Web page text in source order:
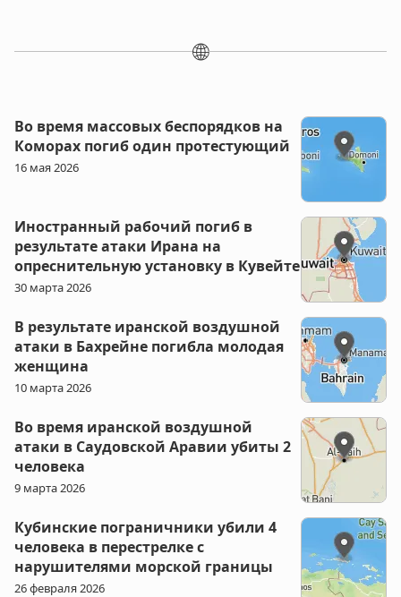
🌐
Во время массовых беспорядков на
Коморах погиб один протестующий
16 мая 2026
Иностранный рабочий погиб в
результате атаки Ирана на
опреснительную установку в Кувейте
30 марта 2026
В результате иранской воздушной
атаки в Бахрейне погибла молодая
женщина
10 марта 2026
Во время иранской воздушной
атаки в Саудовской Аравии убиты 2
человека
9 марта 2026
Кубинские пограничники убили 4
человека в перестрелке с
нарушителями морской границы
26 февраля 2026